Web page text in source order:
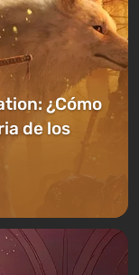
¿Cómo
de los